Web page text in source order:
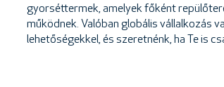
gyorséttermek, amelyek főként
működnek. Valóban globális vállalkozás
lehetőségekkel, és szeretnénk, ha Te is